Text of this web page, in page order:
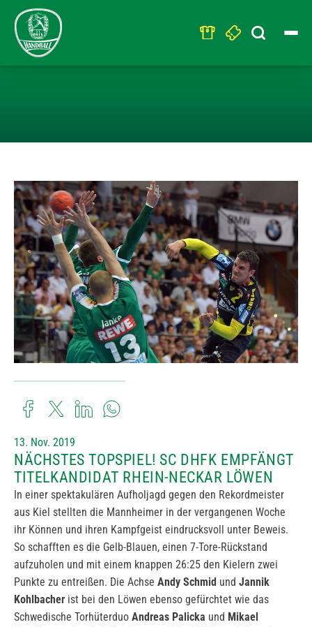
Search
for:
13. Nov. 2019
NÄCHSTES TOPSPIEL! SC DHFK EMPFÄNGT
TITELKANDIDAT RHEIN-NECKAR LÖWEN
In einer spektakulären Aufholjagd gegen den Rekordmeister
aus Kiel stellten die Mannheimer in der vergangenen Woche
ihr Können und ihren Kampfgeist eindrucksvoll unter Beweis.
So schafften es die Gelb-Blauen, einen 7-Tore-Rückstand
aufzuholen und mit einem knappen 26:25 den Kielern zwei
Punkte zu entreißen. Die Achse Andy Schmid und Jannik
Kohlbacher ist bei den Löwen ebenso gefürchtet wie das
Schwedische Torhüterduo Andreas Palicka und Mikael